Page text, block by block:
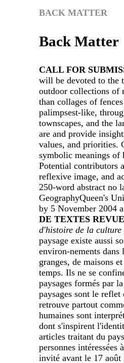
BACK MATTER
Back Matter
CALL FOR
will be devoted to the
outdoor collections of
than collages of
palimpsest-like,
townscapes, and the
are and provide
values, and priorities.
symbolic meanings of
Potential contributors
reflexive image, and
250-word abstract no
GeographyQueen's
by 5 November 2004
DE TEXTES
d'histoire de la culture
paysage existe aussi
environ-nements dans
granges, de maisons
temps. Ils ne se
paysages formés par
paysages sont le reflet
retrouve partout
humaines sont
dont s'inspirent
articles traitant du
personnes
invité avant le 17 août